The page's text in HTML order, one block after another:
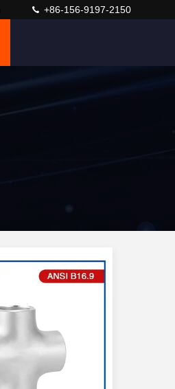
+86-156-9197-2150